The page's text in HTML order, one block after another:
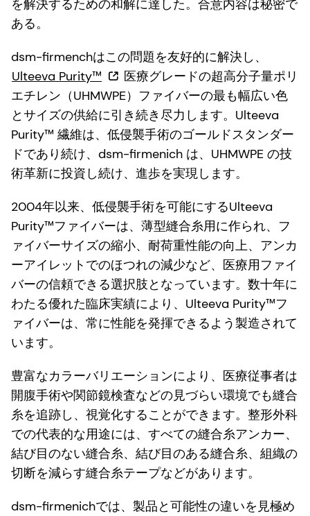
を解決するための和解に達した。合意内容は秘密で
ある。
dsm-firmenchはこの問題を友好的に解決し、
Ulteeva Purity™
医療グレードの超高分子量ポリ
エチレン（UHMWPE）ファイバーの最も幅広い色
とサイズの供給に引き続き尽力します。Ulteeva
Purity™ 繊維は、低侵襲手術のゴールドスタンダー
ドであり続け、dsm-firmenich は、UHMWPE の技
術革新に投資し続け、進歩を実現します。
2004年以来、低侵襲手術を可能にするUlteeva
Purity™ファイバーは、薄型縫合糸用に作られ、フ
ァイバーサイズの縮小、耐荷重性能の向上、アンカ
ーアイレットでのほつれの減少など、医療用ファイ
バーの信頼できる選択肢となっています。数十年に
わたる優れた臨床実績により、Ulteeva Purity™フ
ァイバーは、常に性能を発揮できるよう製造されて
います。
豊富なカラーバリエーションにより、医療従事者は
開腹手術や関節鏡検査などの見づらい環境でも縫合
糸を追跡し、視覚化することができます。整形外科
での代表的な用途には、すべての縫合糸アンカー、
結び目のない縫合糸、結び目のある縫合糸、組織の
切断を減らす縫合糸テープなどがあります。
dsm-firmenichでは、製品と可能性の違いを見極め